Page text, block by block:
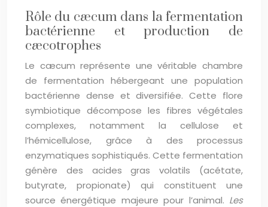
Rôle du cæcum dans la fermentation
bactérienne et production de
cæcotrophes
Le cæcum représente une véritable chambre
de fermentation hébergeant une population
bactérienne dense et diversifiée. Cette flore
symbiotique décompose les fibres végétales
complexes, notamment la cellulose et
l’hémicellulose, grâce à des processus
enzymatiques sophistiqués. Cette fermentation
génère des acides gras volatils (acétate,
butyrate, propionate) qui constituent une
source énergétique majeure pour l’animal. Les